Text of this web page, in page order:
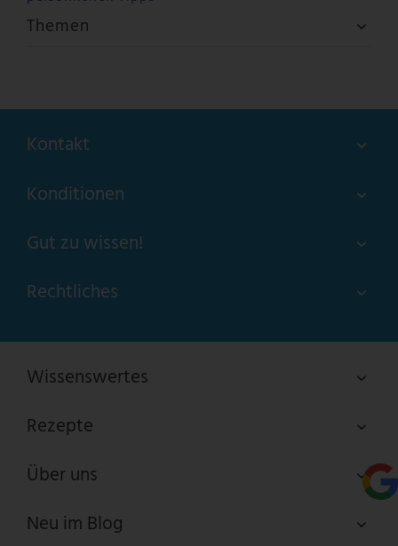
Themen
Kontakt
Konditionen
Gut zu wissen!
Rechtliches
Wissenswertes
Rezepte
Über uns
Neu im Blog